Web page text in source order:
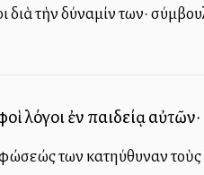
διὰ τὴν δύναμίν των·
λόγοι ἐν παιδείᾳ αὐτῶν·
των κατηύθυναν